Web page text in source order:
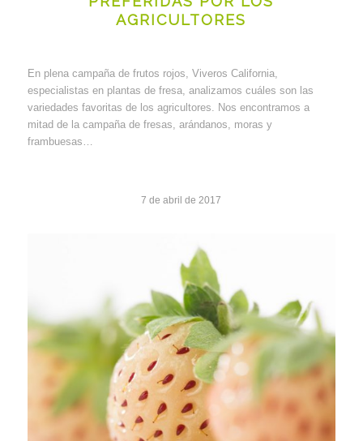
AGRICULTORES
En plena campaña de frutos rojos, Viveros California,
especialistas en plantas de fresa, analizamos cuáles son las
variedades favoritas de los agricultores. Nos encontramos a
mitad de la campaña de fresas, arándanos, moras y
frambuesas…
7 de abril de 2017